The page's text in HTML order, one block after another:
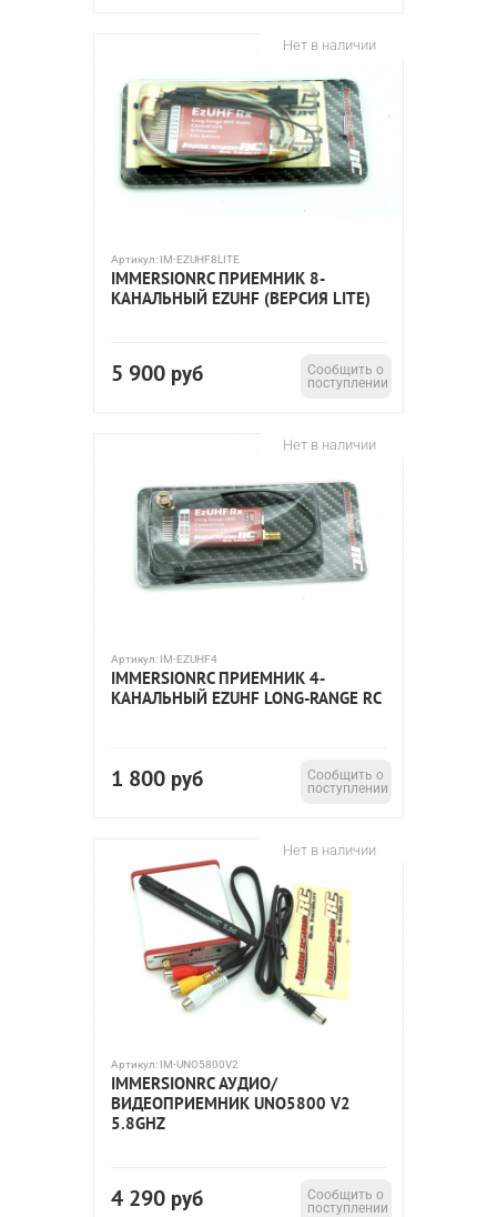
Нет в наличии
Артикул: IM-EZUHF8LITE
IMMERSIONRC ПРИЕМНИК 8-
КАНАЛЬНЫЙ EZUHF (ВЕРСИЯ LITE)
5 900 руб
Сообщить о
поступлении
Нет в наличии
Артикул: IM-EZUHF4
IMMERSIONRC ПРИЕМНИК 4-
КАНАЛЬНЫЙ EZUHF LONG-RANGE RC
1 800 руб
Сообщить о
поступлении
Нет в наличии
Артикул: IM-UNO5800V2
IMMERSIONRC АУДИО/
ВИДЕОПРИЕМНИК UNO5800 V2
5.8GHZ
4 290 руб
Сообщить о
поступлении